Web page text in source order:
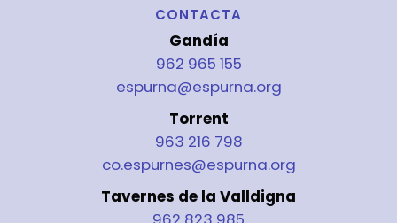
CONTACTA
Gandía
962 965 155
espurna@espurna.org
Torrent
963 216 798
co.espurnes@espurna.org
Tavernes de la Valldigna